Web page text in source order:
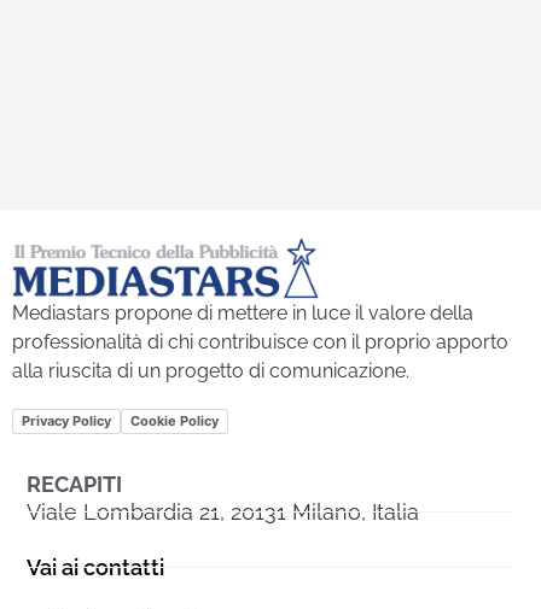
Mediastars propone di mettere in luce il valore della
professionalità di chi contribuisce con il proprio apporto
alla riuscita di un progetto di comunicazione.
Privacy Policy Cookie Policy
RECAPITI
Viale Lombardia 21, 20131 Milano, Italia
Vai ai contatti